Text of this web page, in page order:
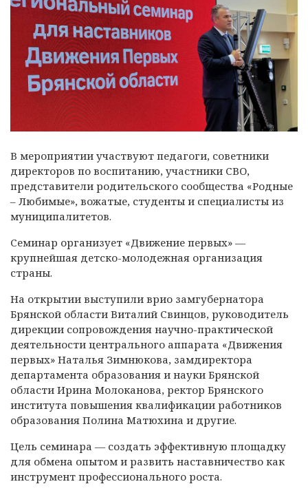
В мероприятии участвуют педагоги, советники
директоров по воспитанию, участники СВО,
представители родительского сообщества «Родные
– Любимые», вожатые, студенты и специалисты из
муниципалитетов.
Семинар организует «Движение первых» —
крупнейшая детско-молодежная организация
страны.
На открытии выступили врио замгубернатора
Брянской области Виталий Свинцов, руководитель
дирекции сопровождения научно-практической
деятельности центрального аппарата «Движения
первых» Наталья Зимнюкова, замдиректора
департамента образования и науки Брянской
области Ирина Молоканова, ректор Брянского
института повышения квалификации работников
образования Полина Матюхина и другие.
Цель семинара — создать эффективную площадку
для обмена опытом и развить наставничество как
инструмент профессионального роста.